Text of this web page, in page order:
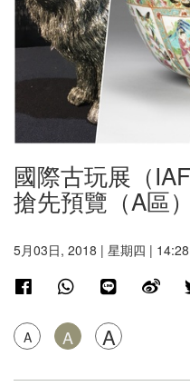
國際古玩展（
搶先預覽（A區）
5月03日, 2018 | 星期四 | 14:28
A A A